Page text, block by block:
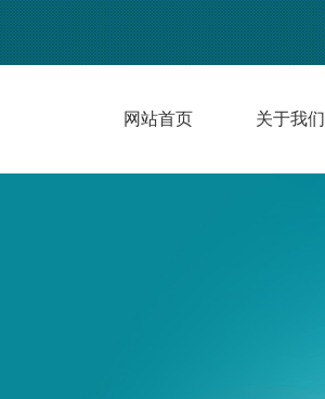
网站首页 关于我们